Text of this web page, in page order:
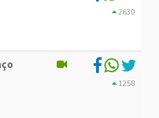
2630
1258